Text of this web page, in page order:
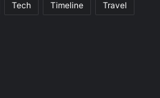
Tech Timeline Travel